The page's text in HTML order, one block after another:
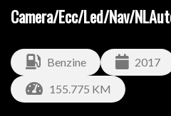
Camera/Ecc/Led/Nav/
Benzine 2017
155.775 KM